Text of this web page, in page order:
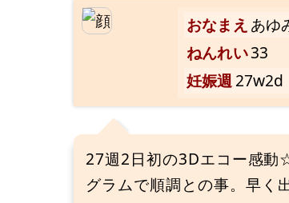
おなまえ あゆ
ねんれい33
妊娠週27w2d
27週2日初の3Dエコー感
グラムで順調との事。早く